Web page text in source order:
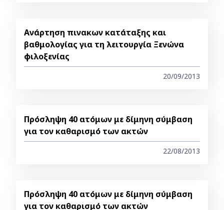
Ανάρτηση πινακων κατάταξης και
βαθμολογίας για τη λειτουργία Ξενώνα
φιλοξενίας
20/09/2013
Πρόσληψη 40 ατόμων με δίμηνη σύμβαση
για τον καθαρισμό των ακτών
22/08/2013
Πρόσληψη 40 ατόμων με δίμηνη σύμβαση
για τον καθαρισμό των ακτών